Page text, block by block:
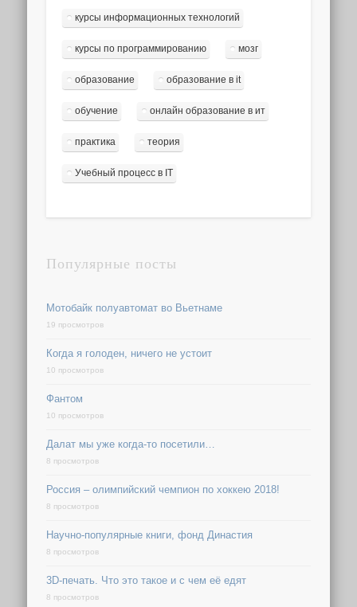
курсы информационных технологий
курсы по программированию мозг
образование образование в it
обучение онлайн образование в ит
практика теория
Учебный процесс в IT
Популярные посты
Мотобайк полуавтомат во Вьетнаме
19 просмотров
Когда я голоден, ничего не устоит
10 просмотров
Фантом
10 просмотров
Далат мы уже когда-то посетили…
8 просмотров
Россия – олимпийский чемпион по хоккею 2018!
8 просмотров
Научно-популярные книги, фонд Династия
8 просмотров
3D-печать. Что это такое и с чем её едят
8 просмотров